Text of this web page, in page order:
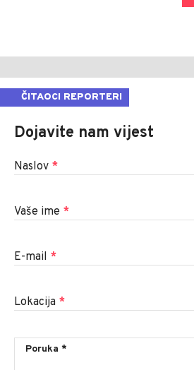
ČITAOCI REPORTERI
Dojavite nam vijest
Naslov *
Vaše ime *
E-mail *
Lokacija *